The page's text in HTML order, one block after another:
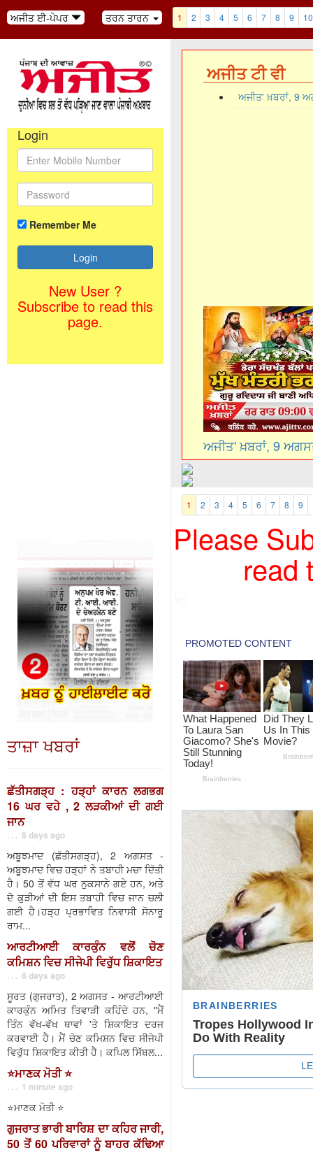
ਅਜੀਤ ਈ-ਪੇਪਰ ਤਰਨ ਤਾਰਨ 1 2 3 4 5 6 7 8 9 10
Login
Remember Me
New User ?
Subscribe to read this
page.
ਤਾਜ਼ਾ ਖਬਰਾਂ
ਛੱਤੀਸਗੜ੍ਹ : ਹੜ੍ਹਾਂ ਕਾਰਨ ਲਗਭਗ
16 ਘਰ ਵਹੇ , 2 ਲੜਕੀਆਂ ਦੀ ਗਈ
ਜਾਨ
. . . 8 days ago
ਅਬੂਝਮਾਦ (ਛੱਤੀਸਗੜ੍ਹ), 2 ਅਗਸਤ -
ਅਬੂਝਮਾਦ ਵਿਚ ਹੜ੍ਹਾਂ ਨੇ ਤਬਾਹੀ ਮਚਾ ਦਿੱਤੀ
ਹੈ। 50 ਤੋਂ ਵੱਧ ਘਰ ਨੁਕਸਾਨੇ ਗਏ ਹਨ, ਅਤੇ
ਦੋ ਕੁੜੀਆਂ ਦੀ ਇਸ ਤਬਾਹੀ ਵਿਚ ਜਾਨ ਚਲੀ
ਗਈ ਹੈ।ਹੜ੍ਹ ਪ੍ਰਭਾਵਿਤ ਨਿਵਾਸੀ ਸੋਨਾਰੂ
ਰਾਮ...
ਆਰਟੀਆਈ ਕਾਰਕੁੰਨ ਵਲੋਂ ਚੋਣ
ਕਮਿਸ਼ਨ ਵਿਚ ਸੀਜੇਪੀ ਵਿਰੁੱਧ ਸ਼ਿਕਾਇਤ
. . . 8 days ago
ਸੂਰਤ (ਗੁਜਰਾਤ), 2 ਅਗਸਤ - ਆਰਟੀਆਈ
ਕਾਰਕੁੰਨ ਅਮਿਤ ਤਿਵਾੜੀ ਕਹਿੰਦੇ ਹਨ, "ਮੈਂ
ਤਿੰਨ ਵੱਖ-ਵੱਖ ਥਾਵਾਂ 'ਤੇ ਸ਼ਿਕਾਇਤ ਦਰਜ
ਕਰਵਾਈ ਹੈ। ਮੈਂ ਚੋਣ ਕਮਿਸ਼ਨ ਵਿਚ ਸੀਜੇਪੀ
ਵਿਰੁੱਧ ਸ਼ਿਕਾਇਤ ਕੀਤੀ ਹੈ। ਕਪਿਲ ਸਿੱਬਲ...
⭐️ਮਾਣਕ ਮੋਤੀ ⭐️
. . . 1 minute ago
⭐️ਮਾਣਕ ਮੋਤੀ ⭐️
ਗੁਜਰਾਤ ਭਾਰੀ ਬਾਰਿਸ਼ ਦਾ ਕਹਿਰ ਜਾਰੀ,
50 ਤੋਂ 60 ਪਰਿਵਾਰਾਂ ਨੂੰ ਬਾਹਰ ਕੱਢਿਆ
ਅਜੀਤ ਟੀ ਵੀ
ਅਜੀਤ' ਖ਼ਬਰਾਂ, 9
ਅਜੀਤ' ਖ਼ਬਰਾਂ, 9
1 2 3 4 5 6 7 8 9
Please
read